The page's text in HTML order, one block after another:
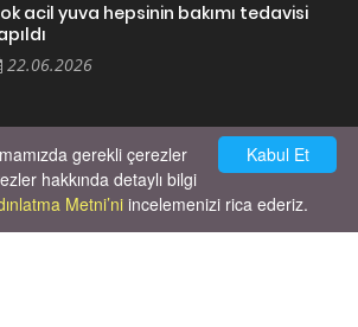
acil yuva hepsinin bakımı tedavisi
22.06.2026
huysal asla tırmalama huyu yok yeni
tuvalet egitimi de var
baska yere ya...
02.03.2026
Kabul Et
gerekli çerezler
hakkında detaylı bilgi
Metni’niincelemenizi rica ederiz.